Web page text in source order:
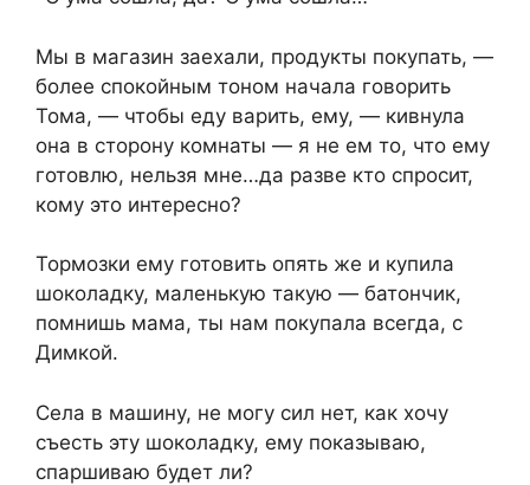
Мы в магазин заехали, продукты покупать, —
более спокойным тоном начала говорить
Тома, — чтобы еду варить, ему, — кивнула
она в сторону комнаты — я не ем то, что ему
готовлю, нельзя мне…да разве кто спросит,
кому это интересно?
Тормозки ему готовить опять же и купила
шоколадку, маленькую такую — батончик,
помнишь мама, ты нам покупала всегда, с
Димкой.
Села в машину, не могу сил нет, как хочу
съесть эту шоколадку, ему показываю,
спаршиваю будет ли?